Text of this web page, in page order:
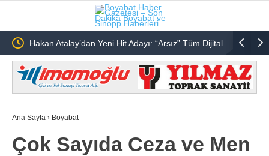
Hakan Atalay’dan Yeni Hit Adayı: “Arsız” Tüm Dijital
Platformlarda Yayında
Akif
Ana Sayfa › Boyabat
Çok Sayıda Ceza ve Men